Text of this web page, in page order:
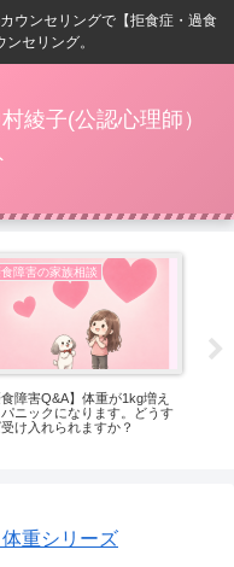
ウンセリングで【拒食症・過食
セリング。
綾子(公認心理師）
障害の家族相談
食障害Q&A】体重が1kg増え
ニックになります。どうす
け入れられますか？
重シリーズ